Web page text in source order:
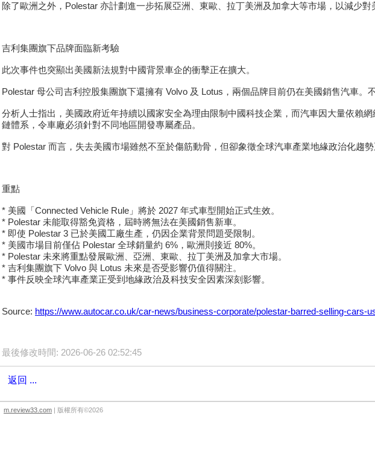
除了歐洲之外，Polestar 亦計劃進一步拓展亞洲、東歐、拉丁美洲及加拿大等市場，以減少對
吉利集團旗下品牌面臨新考驗
此次事件也突顯出美國新法規對中國背景車企的衝擊正在擴大。
Polestar 母公司吉利控股集團旗下還擁有 Volvo 及 Lotus，兩個品牌目前仍在美國銷售汽車
分析人士指出，美國政府近年持續以國家安全為理由限制中國科技企業，而汽車因大量依賴
鏈體系，令車廠必須針對不同地區開發專屬產品。
對 Polestar 而言，失去美國市場雖然不至於傷筋動骨，但卻象徵全球汽車產業地緣政治化趨勢
重點
* 美國「Connected Vehicle Rule」將於 2027 年式車型開始正式生效。
* Polestar 未能取得豁免資格，屆時將無法在美國銷售新車。
* 即使 Polestar 3 已於美國工廠生產，仍因企業背景問題受限制。
* 美國市場目前僅佔 Polestar 全球銷量約 6%，歐洲則接近 80%。
* Polestar 未來將重點發展歐洲、亞洲、東歐、拉丁美洲及加拿大市場。
* 吉利集團旗下 Volvo 與 Lotus 未來是否受影響仍值得關注。
* 事件反映全球汽車產業正受到地緣政治及科技安全因素深刻影響。
Source: https://www.autocar.co.uk/car-news/business-corporate/polestar-barred-selling-cars-
最後修改時間: 2026-06-26 02:52:45
返回 ...
m.review33.com | 版權所有©2026